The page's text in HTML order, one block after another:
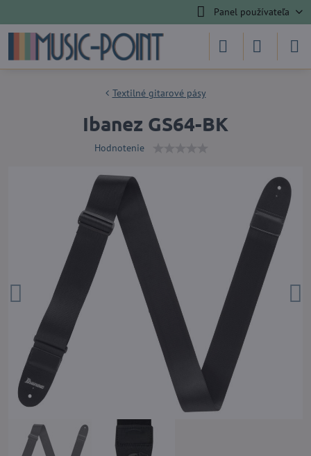
Panel používateľa
Textilné gitarové pásy
Ibanez GS64-BK
Hodnotenie